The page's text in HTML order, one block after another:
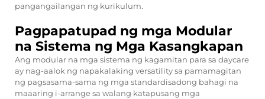
pangangailangan ng kurikulum.
Pagpapatupad ng mga Modular
na Sistema ng Mga Kasangkapan
Ang modular na mga sistema ng kagamitan para sa daycare
ay nag-aalok ng napakalaking versatility sa pamamagitan
ng pagsasama-sama ng mga standardisadong bahagi na
maaaring i-arrange sa walang katapusang mga